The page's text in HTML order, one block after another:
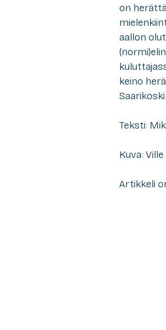
on
aallon
keino
Saarikoski.
Teksti:
Kuva:
Artikkeli